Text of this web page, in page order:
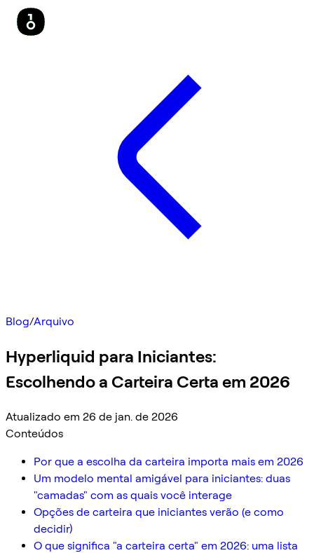
Blog/Arquivo
Hyperliquid para Iniciantes:
Escolhendo a Carteira Certa em 2026
Atualizado em 26 de jan. de 2026
Conteúdos
Por que a escolha da carteira importa mais em 2026
Um modelo mental amigável para iniciantes: duas
"camadas" com as quais você interage
Opções de carteira que iniciantes verão (e como
decidir)
O que significa "a carteira certa" em 2026: uma lista